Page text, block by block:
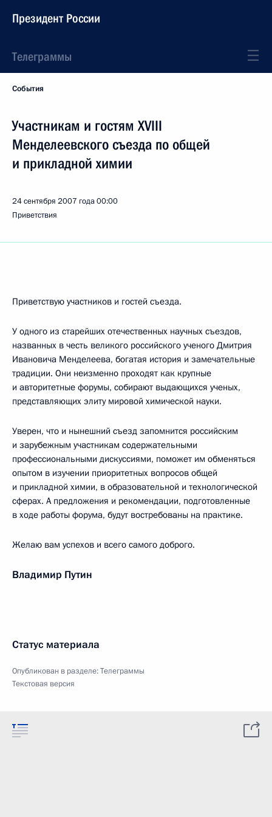
Президент России
Телеграммы
События
Участникам и гостям XVIII
Менделеевского съезда по общей
и прикладной химии
24 сентября 2007 года00:00
Приветствия
Приветствую участников и гостей съезда.
У одного из старейших отечественных научных съездов,
названных в честь великого российского ученого Дмитрия
Ивановича Менделеева, богатая история и замечательные
традиции. Они неизменно проходят как крупные
и авторитетные форумы, собирают выдающихся ученых,
представляющих элиту мировой химической науки.
Уверен, что и нынешний съезд запомнится российским
и зарубежным участникам содержательными
профессиональными дискуссиями, поможет им обменяться
опытом в изучении приоритетных вопросов общей
и прикладной химии, в образовательной и технологической
сферах. А предложения и рекомендации, подготовленные
в ходе работы форума, будут востребованы на практике.
Желаю вам успехов и всего самого доброго.
Владимир Путин
Статус материала
Опубликован в разделе:Телеграммы
Текстовая версия